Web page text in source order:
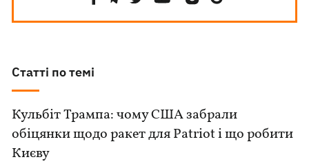
Статті по темі
Кульбіт Трампа: чому США забрали
обіцянки щодо ракет для Patriot і що робити
Києву